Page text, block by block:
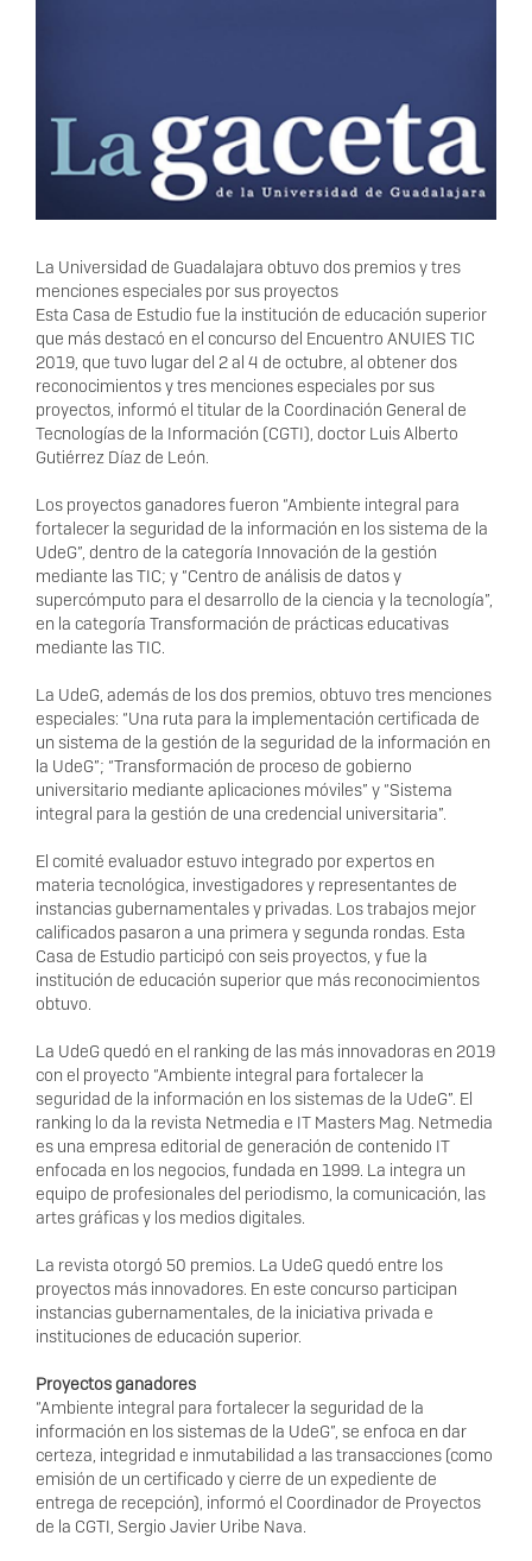
La Universidad de Guadalajara obtuvo dos premios y tres
menciones especiales por sus proyectos
Esta Casa de Estudio fue la institución de educación superior
que más destacó en el concurso del Encuentro ANUIES TIC
2019, que tuvo lugar del 2 al 4 de octubre, al obtener dos
reconocimientos y tres menciones especiales por sus
proyectos, informó el titular de la Coordinación General de
Tecnologías de la Información (CGTI), doctor Luis Alberto
Gutiérrez Díaz de León.
Los proyectos ganadores fueron “Ambiente integral para
fortalecer la seguridad de la información en los sistema de la
UdeG”, dentro de la categoría Innovación de la gestión
mediante las TIC; y “Centro de análisis de datos y
supercómputo para el desarrollo de la ciencia y la tecnología”,
en la categoría Transformación de prácticas educativas
mediante las TIC.
La UdeG, además de los dos premios, obtuvo tres menciones
especiales: “Una ruta para la implementación certificada de
un sistema de la gestión de la seguridad de la información en
la UdeG”; “Transformación de proceso de gobierno
universitario mediante aplicaciones móviles” y “Sistema
integral para la gestión de una credencial universitaria”.
El comité evaluador estuvo integrado por expertos en
materia tecnológica, investigadores y representantes de
instancias gubernamentales y privadas. Los trabajos mejor
calificados pasaron a una primera y segunda rondas. Esta
Casa de Estudio participó con seis proyectos, y fue la
institución de educación superior que más reconocimientos
obtuvo.
La UdeG quedó en el ranking de las más innovadoras en 2019
con el proyecto “Ambiente integral para fortalecer la
seguridad de la información en los sistemas de la UdeG”. El
ranking lo da la revista Netmedia e IT Masters Mag. Netmedia
es una empresa editorial de generación de contenido IT
enfocada en los negocios, fundada en 1999. La integra un
equipo de profesionales del periodismo, la comunicación, las
artes gráficas y los medios digitales.
La revista otorgó 50 premios. La UdeG quedó entre los
proyectos más innovadores. En este concurso participan
instancias gubernamentales, de la iniciativa privada e
instituciones de educación superior.
Proyectos ganadores
“Ambiente integral para fortalecer la seguridad de la
información en los sistemas de la UdeG”, se enfoca en dar
certeza, integridad e inmutabilidad a las transacciones (como
emisión de un certificado y cierre de un expediente de
entrega de recepción), informó el Coordinador de Proyectos
de la CGTI, Sergio Javier Uribe Nava.